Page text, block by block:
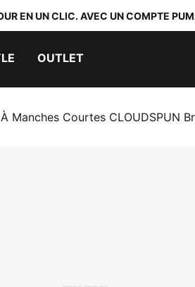
EN UN CLIC. AVEC UN COMPTE
OUTLET
Manches Courtes CLOUDSPUN